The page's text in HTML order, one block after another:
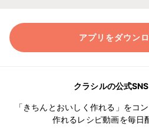
アプリをダウン
クラシルの公式
「きちんとおいしく作れる」をコ
作れるレシピ動画を毎日